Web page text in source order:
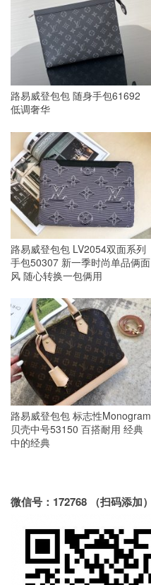
路易威登包包 随身手包61692
低调奢华
路易威登包包 LV2054双面系列
手包50307 新一季时尚单品俩面
风 随心转换一包俩用
路易威登包包 标志性Monogram
贝壳中号53150 百搭耐用 经典
中的经典
微信号：172768 （扫码添加）